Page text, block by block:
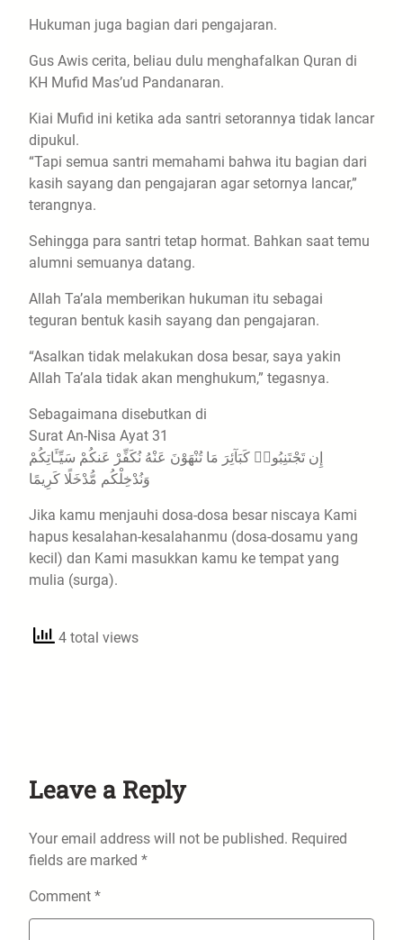
Hukuman juga bagian dari pengajaran.
Gus Awis cerita, beliau dulu menghafalkan Quran di
KH Mufid Mas’ud Pandanaran.
Kiai Mufid ini ketika ada santri setorannya tidak lancar
dipukul.
“Tapi semua santri memahami bahwa itu bagian dari
kasih sayang dan pengajaran agar setornya lancar,”
terangnya.
Sehingga para santri tetap hormat. Bahkan saat temu
alumni semuanya datang.
Allah Ta’ala memberikan hukuman itu sebagai
teguran bentuk kasih sayang dan pengajaran.
“Asalkan tidak melakukan dosa besar, saya yakin
Allah Ta’ala tidak akan menghukum,” tegasnya.
Sebagaimana disebutkan di
Surat An-Nisa Ayat 31
إِن تَجْتَنِبُوا۟ كَبَآئِرَ مَا تُنْهَوْنَ عَنْهُ نُكَفِّرْ عَنكُمْ سَيِّـَٔاتِكُمْ
وَنُدْخِلْكُم مُّدْخَلًا كَرِيمًا
Jika kamu menjauhi dosa-dosa besar niscaya Kami
hapus kesalahan-kesalahanmu (dosa-dosamu yang
kecil) dan Kami masukkan kamu ke tempat yang
mulia (surga).
4 total views
Leave a Reply
Your email address will not be published. Required
fields are marked *
Comment *